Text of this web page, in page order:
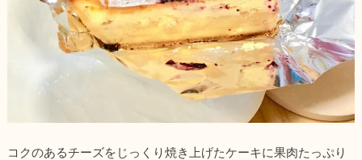
コクのあるチーズをじっくり焼き上げたケーキに果肉たっぷり